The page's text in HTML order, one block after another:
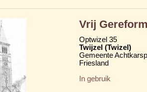
Vrij
Optwizel 35
Twijzel (Twizel)
Gemeente
Friesland
In gebruik